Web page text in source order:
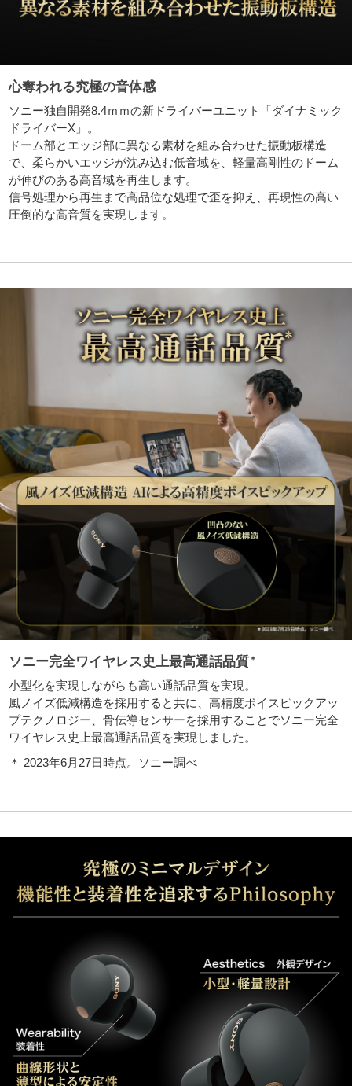
心奪われる究極の音体感
ソニー独自開発8.4ｍｍの新ドライバーユニット「ダイナミック
ドライバーX」。
ドーム部とエッジ部に異なる素材を組み合わせた振動板構造
で、柔らかいエッジが沈み込む低音域を、軽量高剛性のドーム
が伸びのある高音域を再生します。
信号処理から再生まで高品位な処理で歪を抑え、再現性の高い
圧倒的な高音質を実現します。
ソニー完全ワイヤレス史上最高通話品質 ＊
小型化を実現しながらも高い通話品質を実現。
風ノイズ低減構造を採用すると共に、高精度ボイスピックアッ
プテクノロジー、骨伝導センサーを採用することでソニー完全
ワイヤレス史上最高通話品質を実現しました。
＊ 2023年6月27日時点。ソニー調べ